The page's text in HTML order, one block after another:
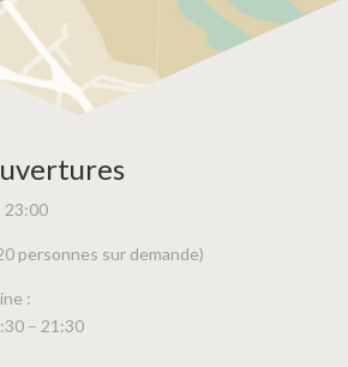
23:00
personnes sur demande)
:
– 21:30